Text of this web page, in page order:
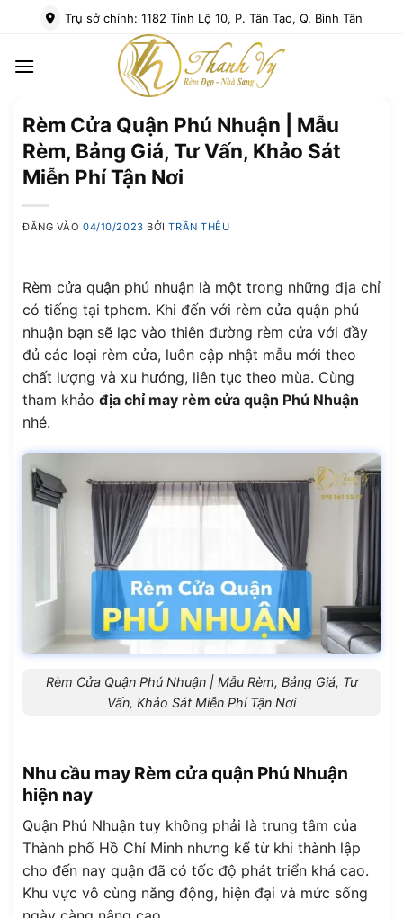
dung
Trụ sở chính: 1182 Tỉnh Lộ 10, P. Tân Tạo, Q. Bình Tân
Rèm Cửa Quận Phú Nhuận | Mẫu
Rèm, Bảng Giá, Tư Vấn, Khảo Sát
Miễn Phí Tận Nơi
ĐĂNG VÀO04/10/2023 BỞITRẦN THÊU
Rèm cửa quận phú nhuận là một trong những địa chỉ
có tiếng tại tphcm. Khi đến với rèm cửa quận phú
nhuận bạn sẽ lạc vào thiên đường rèm cửa với đầy
đủ các loại rèm cửa, luôn cập nhật mẫu mới theo
chất lượng và xu hướng, liên tục theo mùa. Cùng
tham khảo địa chỉ may rèm cửa quận Phú Nhuận
nhé.
Rèm Cửa Quận Phú Nhuận | Mẫu Rèm, Bảng Giá, Tư
Vấn, Khảo Sát Miễn Phí Tận Nơi
Nhu cầu may Rèm cửa quận Phú Nhuận
hiện nay
Quận Phú Nhuận tuy không phải là trung tâm của
Thành phố Hồ Chí Minh nhưng kể từ khi thành lập
cho đến nay quận đã có tốc độ phát triển khá cao.
Khu vực vô cùng năng động, hiện đại và mức sống